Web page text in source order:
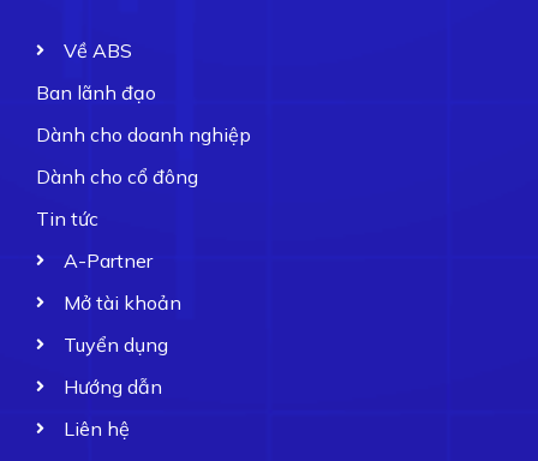
Về ABS
Ban lãnh đạo
Dành cho doanh nghiệp
Dành cho cổ đông
Tin tức
A-Partner
Mở tài khoản
Tuyển dụng
Hướng dẫn
Liên hệ